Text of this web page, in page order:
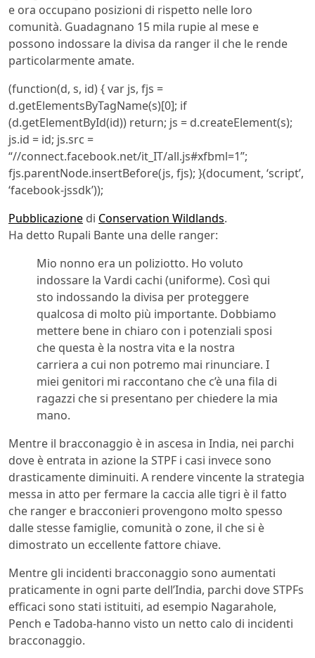
e ora occupano posizioni di rispetto nelle loro
comunità. Guadagnano 15 mila rupie al mese e
possono indossare la divisa da ranger il che le rende
particolarmente amate.
(function(d, s, id) { var js, fjs =
d.getElementsByTagName(s)[0]; if
(d.getElementById(id)) return; js = d.createElement(s);
js.id = id; js.src =
“//connect.facebook.net/it_IT/all.js#xfbml=1”;
fjs.parentNode.insertBefore(js, fjs); }(document, ‘script’,
‘facebook-jssdk’));
Pubblicazione di Conservation Wildlands.
Ha detto Rupali Bante una delle ranger:
Mio nonno era un poliziotto. Ho voluto
indossare la Vardi cachi (uniforme). Così qui
sto indossando la divisa per proteggere
qualcosa di molto più importante. Dobbiamo
mettere bene in chiaro con i potenziali sposi
che questa è la nostra vita e la nostra
carriera a cui non potremo mai rinunciare. I
miei genitori mi raccontano che c’è una fila di
ragazzi che si presentano per chiedere la mia
mano.
Mentre il bracconaggio è in ascesa in India, nei parchi
dove è entrata in azione la STPF i casi invece sono
drasticamente diminuiti. A rendere vincente la strategia
messa in atto per fermare la caccia alle tigri è il fatto
che ranger e bracconieri provengono molto spesso
dalle stesse famiglie, comunità o zone, il che si è
dimostrato un eccellente fattore chiave.
Mentre gli incidenti bracconaggio sono aumentati
praticamente in ogni parte dell’India, parchi dove STPFs
efficaci sono stati istituiti, ad esempio Nagarahole,
Pench e Tadoba-hanno visto un netto calo di incidenti
bracconaggio.